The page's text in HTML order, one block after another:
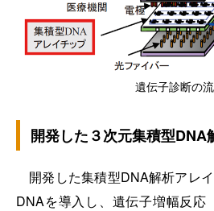
遺伝子診断の
開発した３次元集積型DNA
開発した集積型DNA解析アレ
DNAを導入し、遺伝子増幅反応